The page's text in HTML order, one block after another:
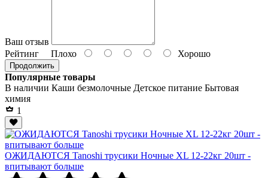
Ваш отзыв
Рейтинг Плохо Хорошо
Продолжить
Популярные товары
В наличии Каши безмолочные Детское питание Бытовая
химия
1
ОЖИДАЮТСЯ Tanoshi трусики Ночные XL 12-22кг 20шт -
впитывают больше